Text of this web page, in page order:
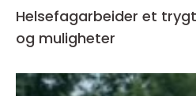
Helsefagarbeider et trygt yrke med mening
og muligheter